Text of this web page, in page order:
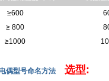
≥600
≥ 800
≥1000
偶型号命名方法 选型: